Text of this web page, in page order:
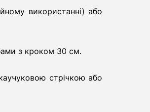
використанні) або
з кроком 30 см.
стрічкою або